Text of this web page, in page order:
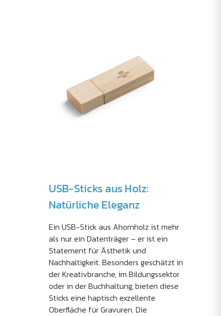
USB-Sticks aus Holz:
Natürliche Eleganz
Ein USB-Stick aus Ahornholz ist mehr
als nur ein Datenträger – er ist ein
Statement für Ästhetik und
Nachhaltigkeit. Besonders geschätzt in
der Kreativbranche, im Bildungssektor
oder in der Buchhaltung, bieten diese
Sticks eine haptisch exzellente
Oberfläche für Gravuren. Die